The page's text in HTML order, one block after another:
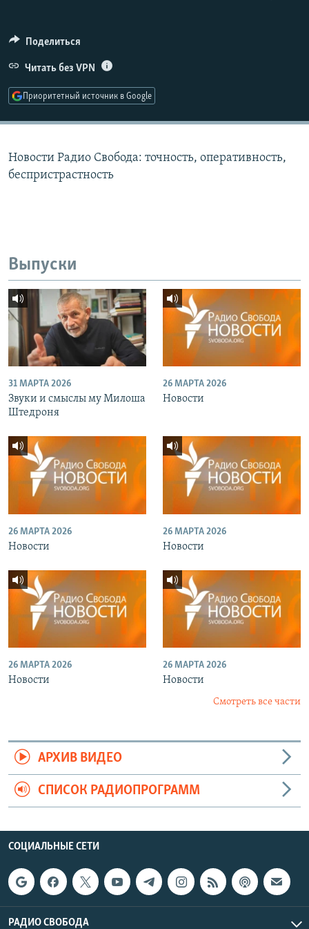
ПОДПИШИТЕСЬ НА РАССЫЛКУ
СОЦИАЛЬНЫЕ СЕТИ
Поделиться
Читать без VPN
Приоритетный источник в Google
Новости Радио Свобода: точность, оперативность,
беспристрастность
Выпуски
31 МАРТА 2026
Звуки и смыслы му Милоша
Штедроня
26 МАРТА 2026
Новости
26 МАРТА 2026
Новости
26 МАРТА 2026
Новости
26 МАРТА 2026
Новости
26 МАРТА 2026
Новости
Смотреть все части
АРХИВ ВИДЕО
СПИСОК РАДИОПРОГРАММ
СОЦИАЛЬНЫЕ СЕТИ
РАДИО СВОБОДА